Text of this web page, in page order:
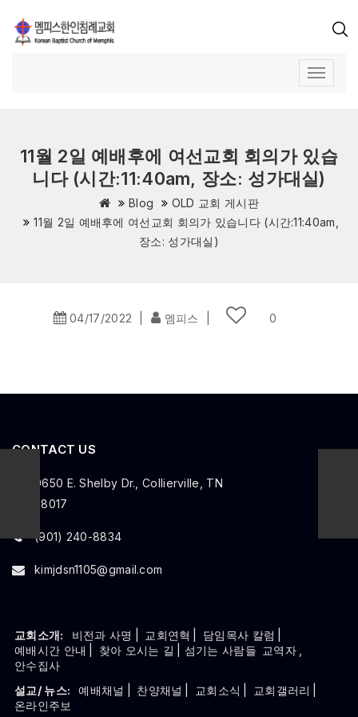
11월 2일 예배후에 여선교회 회의가 있습
니다 (시간:11:40am, 장소: 성가대실)
Blog
OLD 교회 게시판
11월 2일 예배후에 여선교회 회의가 있습니다 (시간:11:40am,
장소: 성가대실)
04/17/2022 멤피스 0
CONTACT US
9650 E. Shelby Dr., Collierville, TN
38017
(901) 240-8834
kimjdsn1105@gmail.com
교회소개: 비전과 사명 교회연혁 담임목사 칼럼
예배시간 안내
찾아 오시는 길 | 섬기는 사람들 교역자
안수집사
설교/ 뉴스:
예배채널 찬양채널 교회소식 교회갤러리
온라인주보